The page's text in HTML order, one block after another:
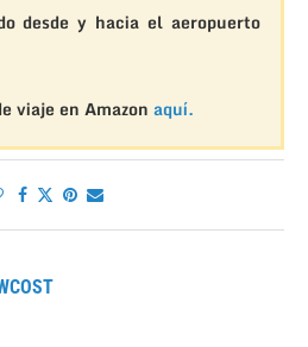
desde y hacia el aeropuerto
viaje en Amazon aquí.